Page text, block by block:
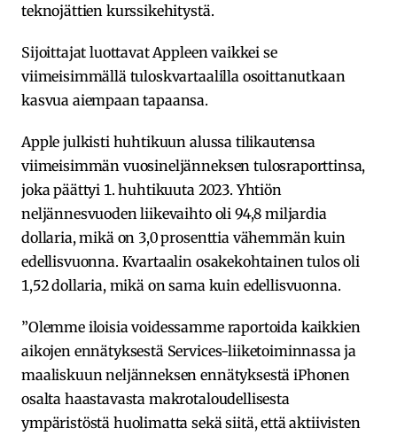
teknojättien kurssikehitystä.
Sijoittajat luottavat Appleen vaikkei se
viimeisimmällä tuloskvartaalilla osoittanutkaan
kasvua aiempaan tapaansa.
Apple julkisti huhtikuun alussa tilikautensa
viimeisimmän vuosineljänneksen tulosraporttinsa,
joka päättyi 1. huhtikuuta 2023. Yhtiön
neljännesvuoden liikevaihto oli 94,8 miljardia
dollaria, mikä on 3,0 prosenttia vähemmän kuin
edellisvuonna. Kvartaalin osakekohtainen tulos oli
1,52 dollaria, mikä on sama kuin edellisvuonna.
”Olemme iloisia voidessamme raportoida kaikkien
aikojen ennätyksestä Services-liiketoiminnassa ja
maaliskuun neljänneksen ennätyksestä iPhonen
osalta haastavasta makrotaloudellisesta
ympäristöstä huolimatta sekä siitä, että aktiivisten